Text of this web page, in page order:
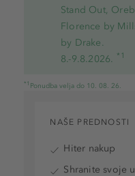
Stand Out,
Florence by
by Drake.
8.-9.8.2026. *1
*1 Ponudba velja do 10. 08. 26.
NAŠE PREDNOSTI
Hiter nakup
Shranite svoje